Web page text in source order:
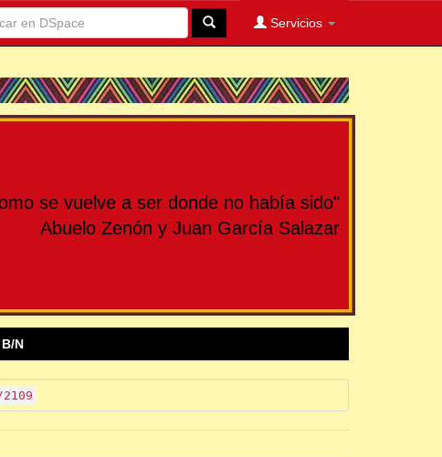
Servicios
se vuelve a ser donde no había sido"
Abuelo Zenón y Juan García Salazar
N